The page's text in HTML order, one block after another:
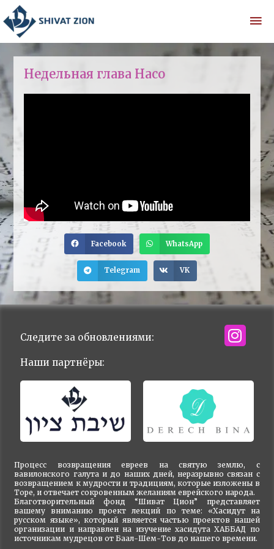
Недельная глава Насо
Facebook WhatsApp
Telegram VK
Процесс возвращения евреев на святую землю, с
вавилонского галута и до наших дней, неразрывно связан с
возвращением к мудрости и традициям, которые изложены в
Торе, и отвечает сокровенным желаниям еврейского народа.
Благотворительный фонд “Шиват Цион” представляет
вашему вниманию проект лекций по теме: «Хасидут на
русском языке», который является частью проектов нашей
организации и направлен на изучение хасидута ХАББАД по
источникам мудрецов от Баал-Шем-Тов до нашего времени.
Следите за обновлениями:
Наши партнёры: